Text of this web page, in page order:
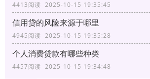
4413阅读 2025-10-15 19:35:45
信用贷的风险来源于哪里
4945阅读 2025-10-15 19:35:28
个人消费贷款有哪些种类
4457阅读 2025-10-15 19:34:48